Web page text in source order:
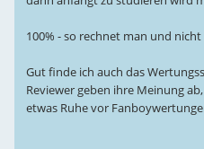
100% - so rechnet man und
Gut finde ich auch das
Reviewer geben ihre Meinung
etwas Ruhe vor